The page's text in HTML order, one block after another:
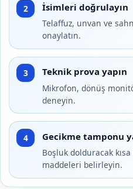
2 İsimleri doğrulayın
Telaffuz, unvan ve
onaylatın.
3 Teknik prova yapın
Mikrofon, dönüş
deneyin.
4 Gecikme tamponu
Boşluk dolduracak
maddeleri belirleyin.